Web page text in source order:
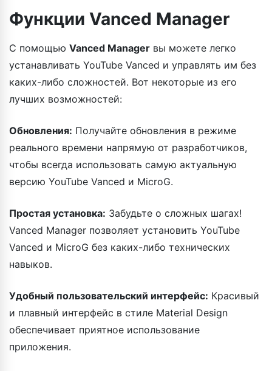
Функции Vanced Manager
С помощью Vanced Manager вы можете легко
устанавливать YouTube Vanced и управлять им без
каких-либо сложностей. Вот некоторые из его
лучших возможностей:
Обновления: Получайте обновления в режиме
реального времени напрямую от разработчиков,
чтобы всегда использовать самую актуальную
версию YouTube Vanced и MicroG.
Простая установка: Забудьте о сложных шагах!
Vanced Manager позволяет установить YouTube
Vanced и MicroG без каких-либо технических
навыков.
Удобный пользовательский интерфейс: Красивый
и плавный интерфейс в стиле Material Design
обеспечивает приятное использование
приложения.